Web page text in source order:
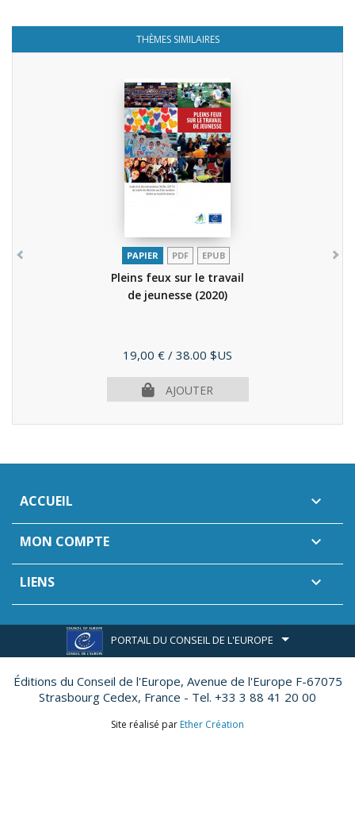
THÈMES SIMILAIRES
PAPIER PDF EPUB
Pleins feux sur le travail
de jeunesse (2020)
Prix
19,00 € / 38.00 $US
AJOUTER
ACCUEIL 
MON COMPTE 
LIENS 
PORTAIL DU CONSEIL DE L'EUROPE
Éditions du Conseil de l'Europe, Avenue de l'Europe F-67075
Strasbourg Cedex, France - Tel. +33 3 88 41 20 00
Site réalisé par Ether Création